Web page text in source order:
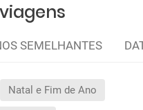
SEMELHANTES
Natal e Fim de Ano